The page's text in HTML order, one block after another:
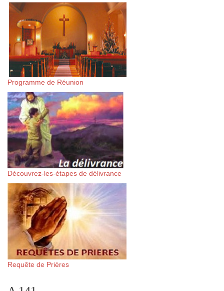
Programme de Réunion
Découvrez-les-étapes de délivrance
Requête de Prières